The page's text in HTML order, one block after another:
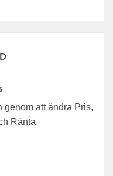
genom att ändra Pris,
Ränta.